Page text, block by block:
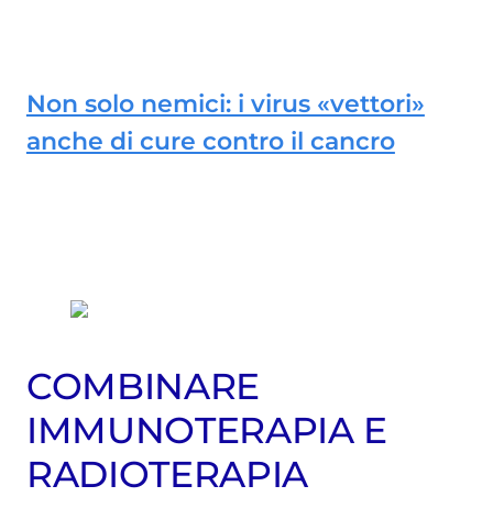
Non solo nemici: i virus «vettori»
anche di cure contro il cancro
COMBINARE
IMMUNOTERAPIA E
RADIOTERAPIA